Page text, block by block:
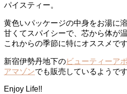
パイスティー。
黄色いパッケージの中身をお湯に
甘くてスパイシーで、芯から体が
これからの季節に特にオススメです
新宿伊勢丹地下のビューティーア
アマゾンでも販売しているようです
Enjoy Life!!